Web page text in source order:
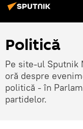
Politică
Pe site-ul Sputnik
oră despre
politică - în
partidelor.